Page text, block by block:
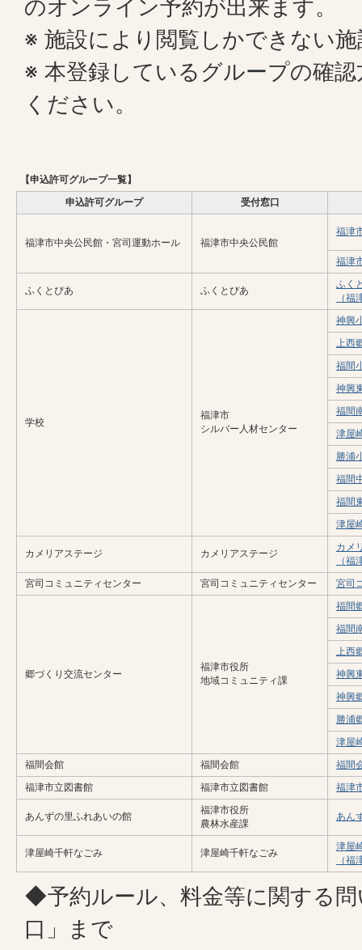
のオンライン予約が出来ます。
※ 施設により閲覧しかできない
※ 本登録しているグループの確認
ください。
【申込許可グループ一覧】
申込許可グループ
受付窓口
福津市中央公民館・宮司運動ホール 福津市中央公民館
福津
福津
ふくとぴあ ふくとぴあ
ふく
（
学校
福津市
シルバー人材センター
神興
上西
福間
神興
福間
津屋
勝浦
福間
福間
津屋
カメリアステージ カメリアステージ
カメ
（
宮司コミュニティセンター
宮司コミュニティセンター 宮司
郷づくり交流センター
福津市役所
地域コミュニティ課
福間
福間
上西
神興
神興
勝浦
津屋
福間会館
福間会館
福間
福津市立図書館
福津市立図書館 福津
あんずの里ふれあいの館
福津市役所
農林水産課
あん
津屋崎千軒なごみ 津屋崎千軒なごみ
津屋
（
◆予約ルール、料金等に関する
口」まで